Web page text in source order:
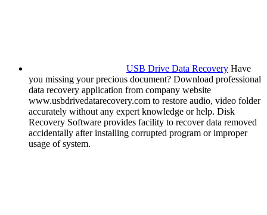
USB Drive Data Recovery Have
you missing your precious document? Download professional
data recovery application from company website
www.usbdrivedatarecovery.com to restore audio, video folder
accurately without any expert knowledge or help. Disk
Recovery Software provides facility to recover data removed
accidentally after installing corrupted program or improper
usage of system.